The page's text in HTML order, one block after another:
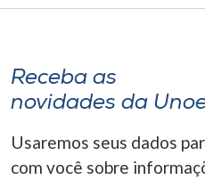
Receba as
novidades da
Usaremos seus dados
com você sobre